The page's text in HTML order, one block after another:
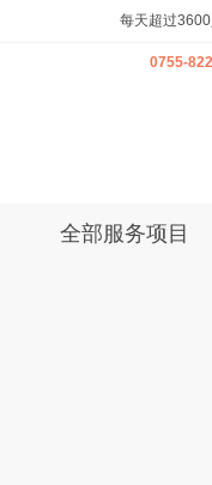
每天超过
0755-
全部服务项目